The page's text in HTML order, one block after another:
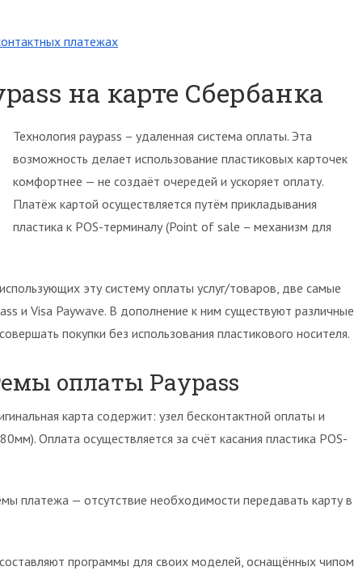
платежах
на карте Сбербанка
Технология paypass – удаленная система оплаты. Эта
возможность делает использование пластиковых карточек
комфортнее — не создаёт очередей и ускоряет оплату.
Платёж картой осуществляется путём прикладывания
пластика к POS-терминалу (Point of sale – механизм для
эту систему оплаты услуг/товаров, две самые
и Visa Paywave. В дополнение к ним существуют различные
покупки без использования пластикового носителя.
оплаты Paypass
карта содержит: узел бесконтактной оплаты и
Оплата осуществляется за счёт касания пластика POS-
платежа — отсутствие необходимости передавать карту в
программы для своих моделей, оснащённых чипом